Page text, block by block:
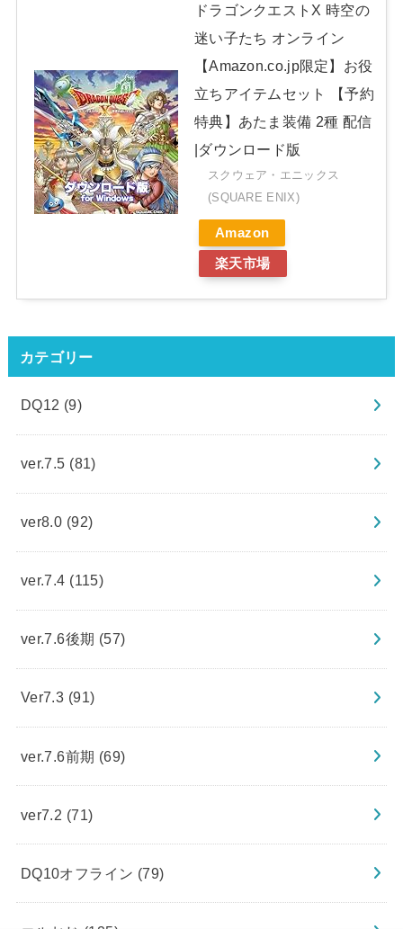
ドラゴンクエストX 時空の
迷い子たち オンライン
【Amazon.co.jp限定】お役
立ちアイテムセット 【予約
特典】あたま装備 2種 配信
|ダウンロード版
スクウェア・エニックス
(SQUARE ENIX)
Amazon
楽天市場
カテゴリー
DQ12 (9)
ver.7.5 (81)
ver8.0 (92)
ver.7.4 (115)
ver.7.6後期 (57)
Ver7.3 (91)
ver.7.6前期 (69)
ver7.2 (71)
DQ10オフライン (79)